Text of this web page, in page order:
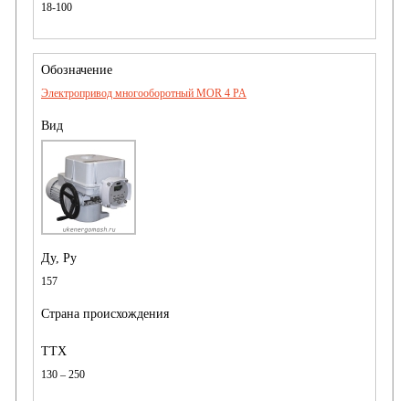
18-100
Электропривод многооборотный MOR 4 PA
157
130 – 250